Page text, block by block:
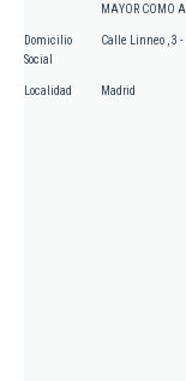
MAYOR COMO
Domicilio
Social
Calle Linneo , 3 -
Localidad Madrid